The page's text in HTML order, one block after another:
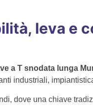
leva e
a T snodata lunga
industriali,
dove una chiave